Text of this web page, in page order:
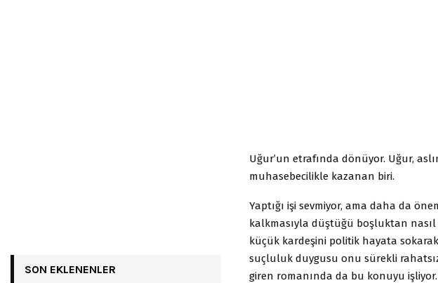
Uğur’un etrafında dönüyor. Uğur,
muhasebecilikle kazanan biri.
Yaptığı işi sevmiyor, ama daha da
kalkmasıyla düştüğü boşluktan nasıl
küçük kardeşini politik hayata
suçluluk duygusu onu sürekli
giren romanında da bu konuyu
SON EKLENENLER